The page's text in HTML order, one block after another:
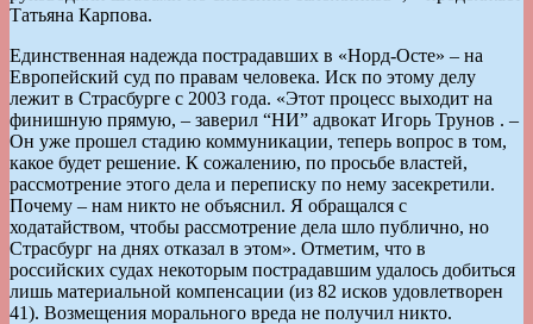
Татьяна Карпова.
Единственная надежда пострадавших в «Норд-Осте» – на
Европейский суд по правам человека. Иск по этому делу
лежит в Страсбурге с 2003 года. «Этот процесс выходит на
финишную прямую, – заверил “НИ” адвокат Игорь Трунов . –
Он уже прошел стадию коммуникации, теперь вопрос в том,
какое будет решение. К сожалению, по просьбе властей,
рассмотрение этого дела и переписку по нему засекретили.
Почему – нам никто не объяснил. Я обращался с
ходатайством, чтобы рассмотрение дела шло публично, но
Страсбург на днях отказал в этом». Отметим, что в
российских судах некоторым пострадавшим удалось добиться
лишь материальной компенсации (из 82 исков удовлетворен
41). Возмещения морального вреда не получил никто.